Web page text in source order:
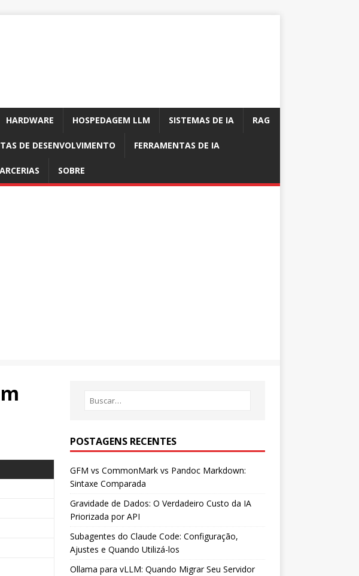
HARDWARE HOSPEDAGEM LLM SISTEMAS DE IA RAG
DE DESENVOLVIMENTO FERRAMENTAS DE IA
SOBRE
POSTAGENS RECENTES
GFM vs CommonMark vs Pandoc Markdown:
Sintaxe Comparada
Gravidade de Dados: O Verdadeiro Custo da IA
Priorizada por API
Subagentes do Claude Code: Configuração,
Ajustes e Quando Utilizá-los
Ollama para vLLM: Quando Migrar Seu Servidor